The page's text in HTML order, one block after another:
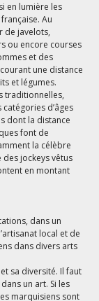
en lumière les
Au
de javelots,
ou encore courses
et des
une distance
et légumes.
traditionnelles,
d’âges
dont la distance
font de
la célèbre
jockeys vêtus
en montant
dans un
local et de
dans divers arts
sa diversité. Il faut
un art. Si les
marquisiens sont